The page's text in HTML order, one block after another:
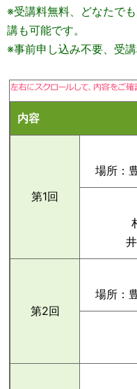
※受講料無料、どなたで
講も可能です。
※事前申し込み不要、受
内容
第1回
場所：
第2回
場所：